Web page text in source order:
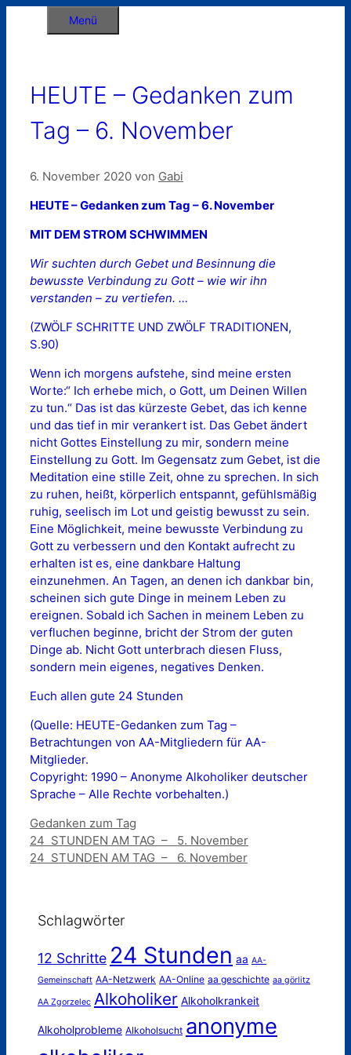
Menü
HEUTE – Gedanken zum
Tag – 6. November
6. November 2020 von Gabi
HEUTE – Gedanken zum Tag – 6. November
MIT DEM STROM SCHWIMMEN
Wir suchten durch Gebet und Besinnung die
bewusste Verbindung zu Gott – wie wir ihn
verstanden – zu vertiefen. …
(ZWÖLF SCHRITTE UND ZWÖLF TRADITIONEN,
S.90)
Wenn ich morgens aufstehe, sind meine ersten
Worte:“ Ich erhebe mich, o Gott, um Deinen Willen
zu tun.“ Das ist das kürzeste Gebet, das ich kenne
und das tief in mir verankert ist. Das Gebet ändert
nicht Gottes Einstellung zu mir, sondern meine
Einstellung zu Gott. Im Gegensatz zum Gebet, ist die
Meditation eine stille Zeit, ohne zu sprechen. In sich
zu ruhen, heißt, körperlich entspannt, gefühlsmäßig
ruhig, seelisch im Lot und geistig bewusst zu sein.
Eine Möglichkeit, meine bewusste Verbindung zu
Gott zu verbessern und den Kontakt aufrecht zu
erhalten ist es, eine dankbare Haltung
einzunehmen. An Tagen, an denen ich dankbar bin,
scheinen sich gute Dinge in meinem Leben zu
ereignen. Sobald ich Sachen in meinem Leben zu
verfluchen beginne, bricht der Strom der guten
Dinge ab. Nicht Gott unterbrach diesen Fluss,
sondern mein eigenes, negatives Denken.
Euch allen gute 24 Stunden
(Quelle: HEUTE-Gedanken zum Tag –
Betrachtungen von AA-Mitgliedern für AA-
Mitglieder.
Copyright: 1990 – Anonyme Alkoholiker deutscher
Sprache – Alle Rechte vorbehalten.)
Kategorien
Gedanken zum Tag
24 STUNDEN AM TAG – 5. November
24 STUNDEN AM TAG – 6. November
Schlagwörter
12 Schritte 24 Stunden aa AA-
Gemeinschaft AA-Netzwerk AA-Online aa geschichte aa görlitz
AA Zgorzelec Alkoholiker Alkoholkrankeit
Alkoholprobleme Alkoholsucht anonyme